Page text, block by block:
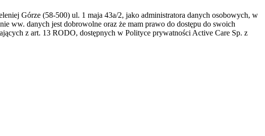
Górze (58-500) ul. 1 maja 43a/2, jako administratora danych osobowych, w
ww. danych jest dobrowolne oraz że mam prawo do dostępu do swoich
z art. 13 RODO, dostępnych w Polityce prywatności Active Care Sp. z